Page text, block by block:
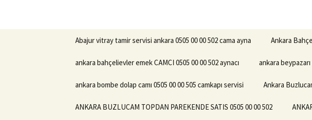
İçeriğe
Abajur vitray tamir servisi ankara 0505 00 00 502 cama ayna Ankara
ankara bahçelievler emek CAMCI 0505 00 00 502 aynacı ankara
ankara bombe dolap camı 0505 00 00 505 camkapı servisi Ankara
ANKARA BUZLUCAM TOPDAN PAREKENDE SATIS 0505 00 00 502